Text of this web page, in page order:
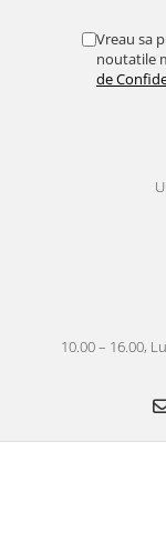
Vreau sa
noutatile
de
10.00 – 16.00,